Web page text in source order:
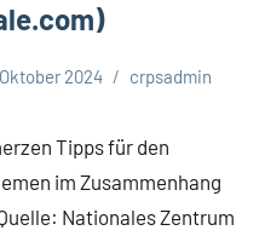
2024 crpsadmin
Tipps für den
im Zusammenhang
Nationales Zentrum